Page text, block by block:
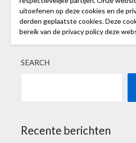
uitoefenen op deze cookies en de
derden geplaatste cookies. Deze
bereik van de privacy policy deze
SEARCH
Recente berichten